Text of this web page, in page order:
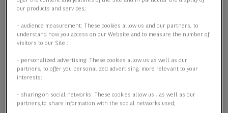
our products and services;
- audience measurement: These cookies allow us and our partners, to
understand how you access on our Website and to measure the number of
visitors to our Site ;
- personalized advertising: These cookies allow us as well as our
partners, to offer you personalized advertising, more relevant to your
interests;
- sharing on social networks: These cookies allow us , as well as our
partners,to share information with the social networks used;